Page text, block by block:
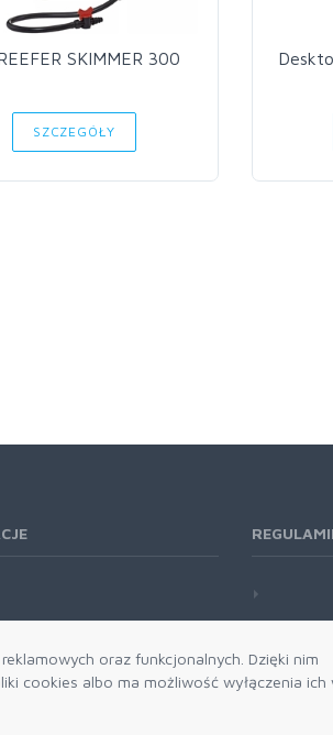
oraz funkcjonalnych. Dzięki nim
cookies albo ma możliwość wyłączenia ich
SKIMMER 300
SZCZEGÓŁY